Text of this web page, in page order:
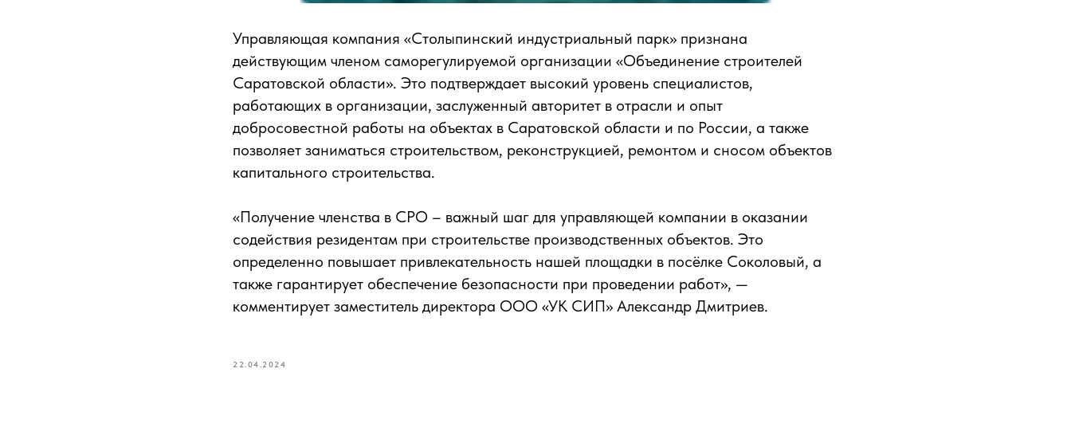
Управляющая компания «Столыпинский индустриальный парк» признана
действующим членом саморегулируемой организации «Объединение строителей
Саратовской области». Это подтверждает высокий уровень специалистов,
работающих в организации, заслуженный авторитет в отрасли и опыт
добросовестной работы на объектах в Саратовской области и по России, а также
позволяет заниматься строительством, реконструкцией, ремонтом и сносом объектов
капитального строительства.
«Получение членства в СРО – важный шаг для управляющей компании в оказании
содействия резидентам при строительстве производственных объектов. Это
определенно повышает привлекательность нашей площадки в посёлке Соколовый, а
также гарантирует обеспечение безопасности при проведении работ», —
комментирует заместитель директора ООО «УК СИП» Александр Дмитриев.
22.04.2024